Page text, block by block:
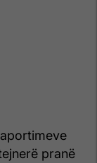
pranë